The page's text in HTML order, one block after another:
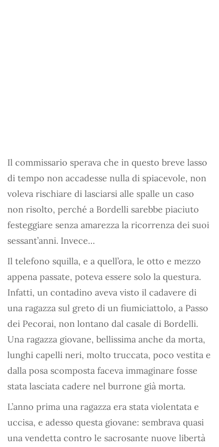
Il commissario sperava che in questo breve lasso
di tempo non accadesse nulla di spiacevole, non
voleva rischiare di lasciarsi alle spalle un caso
non risolto, perché a Bordelli sarebbe piaciuto
festeggiare senza amarezza la ricorrenza dei suoi
sessant’anni. Invece…
Il telefono squilla, e a quell’ora, le otto e mezzo
appena passate, poteva essere solo la questura.
Infatti, un contadino aveva visto il cadavere di
una ragazza sul greto di un fiumiciattolo, a Passo
dei Pecorai, non lontano dal casale di Bordelli.
Una ragazza giovane, bellissima anche da morta,
lunghi capelli neri, molto truccata, poco vestita e
dalla posa scomposta faceva immaginare fosse
stata lasciata cadere nel burrone già morta.
L’anno prima una ragazza era stata violentata e
uccisa, e adesso questa giovane: sembrava quasi
una vendetta contro le sacrosante nuove libertà